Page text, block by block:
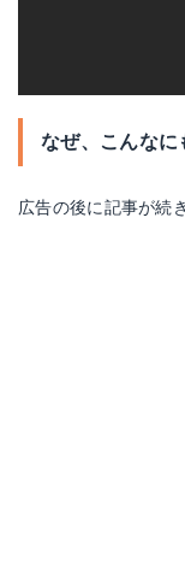
なぜ、こんなに
広告の後に記事が続